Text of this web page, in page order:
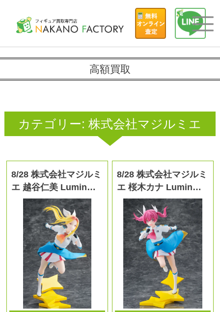
高額買取
カテゴリー:株式会社マジルミエ
8/28 株式会社マジルミ
エ 越谷仁美 Lumin…
8/28 株式会社マジルミ
エ 桜木カナ Lumin…